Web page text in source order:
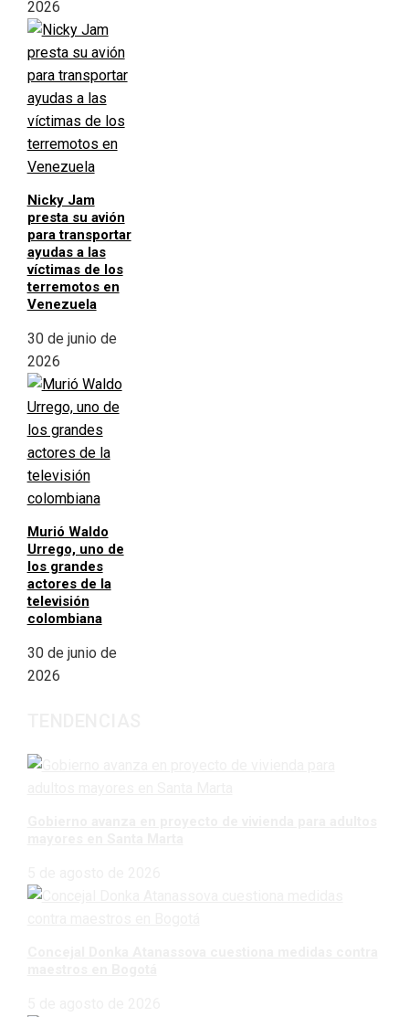
2026
Nicky Jam
presta su avión
para transportar
ayudas a las
víctimas de los
terremotos en
Venezuela
30 de junio de
2026
Murió Waldo
Urrego, uno de
los grandes
actores de la
televisión
colombiana
30 de junio de
2026